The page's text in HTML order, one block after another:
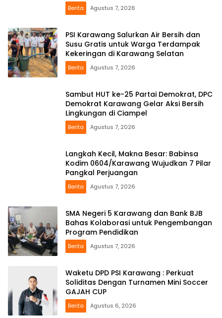
Berita Agustus 7, 2026
PSI Karawang Salurkan Air Bersih dan
Susu Gratis untuk Warga Terdampak
Kekeringan di Karawang Selatan
Berita Agustus 7, 2026
Sambut HUT ke-25 Partai Demokrat, DPC
Demokrat Karawang Gelar Aksi Bersih
Lingkungan di Ciampel
Berita Agustus 7, 2026
Langkah Kecil, Makna Besar: Babinsa
Kodim 0604/Karawang Wujudkan 7 Pilar
Pangkal Perjuangan
Berita Agustus 7, 2026
SMA Negeri 5 Karawang dan Bank BJB
Bahas Kolaborasi untuk Pengembangan
Program Pendidikan
Berita Agustus 7, 2026
Waketu DPD PSI Karawang : Perkuat
Soliditas Dengan Turnamen Mini Soccer
GAJAH CUP
Berita Agustus 6, 2026